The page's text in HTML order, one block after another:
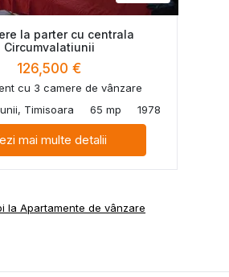
la parter cu centrala
Circumvalatiunii
126,500 €
cu 3 camere de vânzare
Timisoara
65 mp 1978
mai multe detalii
la Apartamente de vânzare